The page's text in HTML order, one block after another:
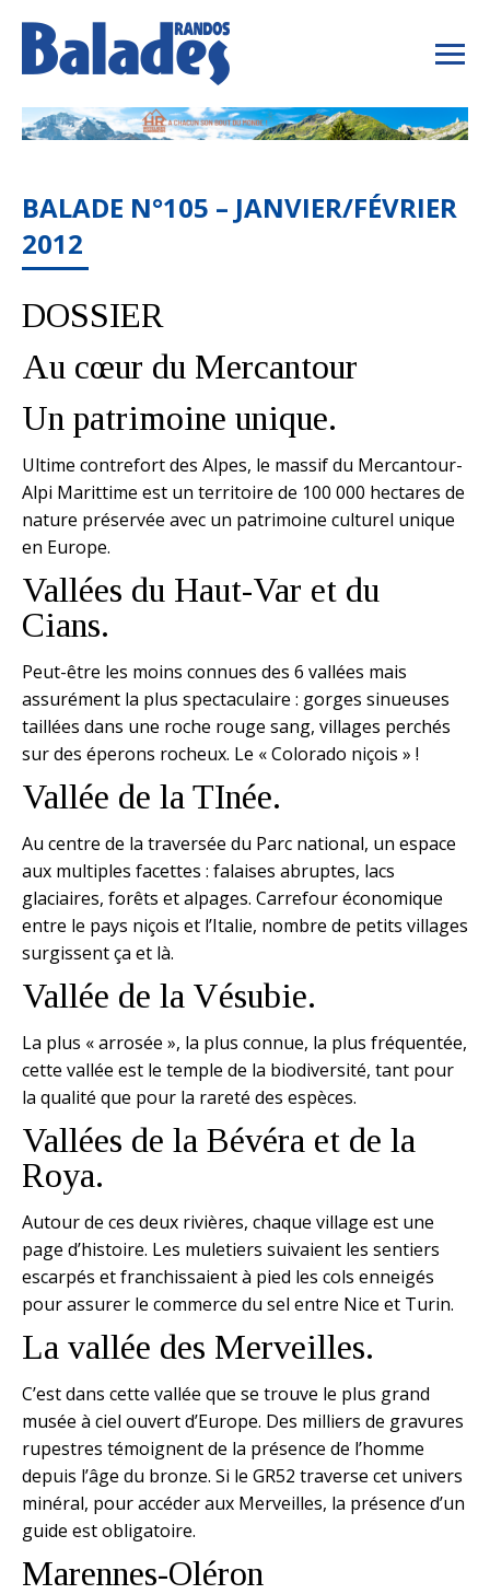
BALADE N°105 – JANVIER/FÉVRIER
2012
DOSSIER
Au cœur du Mercantour
Un patrimoine unique.
Ultime contrefort des Alpes, le massif du Mercantour-
Alpi Marittime est un territoire de 100 000 hectares de
nature préservée avec un patrimoine culturel unique
en Europe.
Vallées du Haut-Var et du
Cians.
Peut-être les moins connues des 6 vallées mais
assurément la plus spectaculaire : gorges sinueuses
taillées dans une roche rouge sang, villages perchés
sur des éperons rocheux. Le « Colorado niçois » !
Vallée de la TInée.
Au centre de la traversée du Parc national, un espace
aux multiples facettes : falaises abruptes, lacs
glaciaires, forêts et alpages. Carrefour économique
entre le pays niçois et l’Italie, nombre de petits villages
surgissent ça et là.
Vallée de la Vésubie.
La plus « arrosée », la plus connue, la plus fréquentée,
cette vallée est le temple de la biodiversité, tant pour
la qualité que pour la rareté des espèces.
Vallées de la Bévéra et de la
Roya.
Autour de ces deux rivières, chaque village est une
page d’histoire. Les muletiers suivaient les sentiers
escarpés et franchissaient à pied les cols enneigés
pour assurer le commerce du sel entre Nice et Turin.
La vallée des Merveilles.
C’est dans cette vallée que se trouve le plus grand
musée à ciel ouvert d’Europe. Des milliers de gravures
rupestres témoignent de la présence de l’homme
depuis l’âge du bronze. Si le GR52 traverse cet univers
minéral, pour accéder aux Merveilles, la présence d’un
guide est obligatoire.
Marennes-Oléron